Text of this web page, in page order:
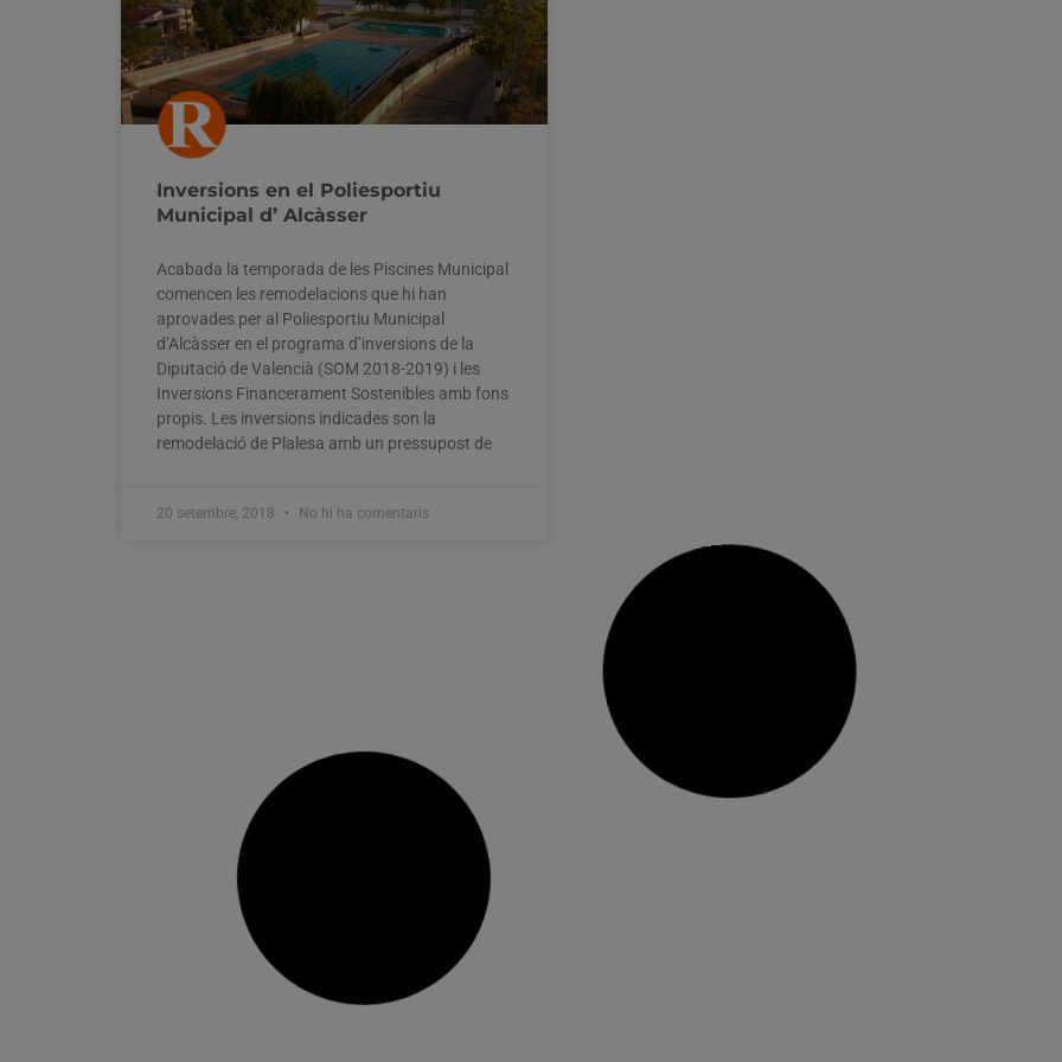
Inversions en el Poliesportiu
Municipal d’ Alcàsser
Acabada la temporada de les Piscines Municipal
comencen les remodelacions que hi han
aprovades per al Poliesportiu Municipal
d’Alcàsser en el programa d’inversions de la
Diputació de Valencià (SOM 2018-2019) i les
Inversions Financerament Sostenibles amb fons
propis. Les inversions indicades son la
remodelació de Plalesa amb un pressupost de
Cs Alzira recrimina les explicacions
del tripartit pel seu viatge a Itàlia i
lamenta que no siguen capaços de
reconèixer que es van excedir